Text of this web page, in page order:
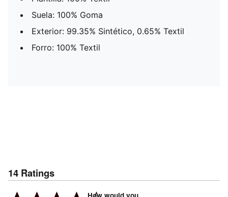
Suela: 100% Goma
Exterior: 99.35% Sintético, 0.65% Textil
Forro: 100% Textil
14 Ratings